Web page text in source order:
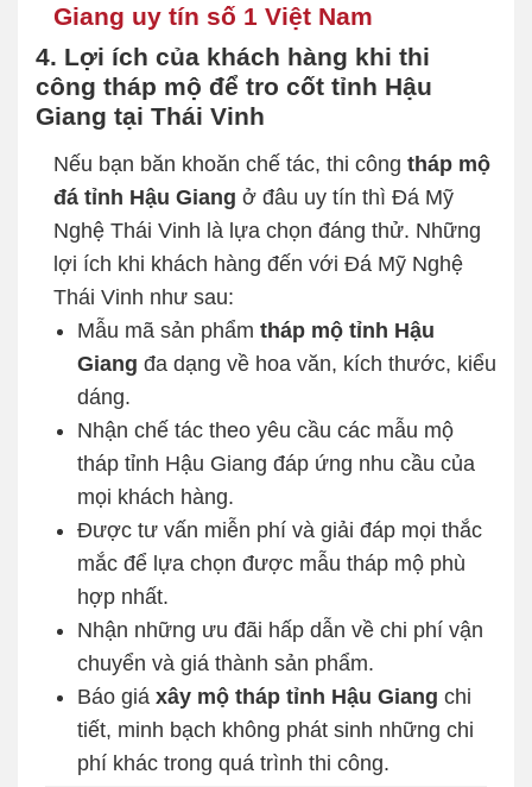
Giang uy tín số 1 Việt Nam
4. Lợi ích của khách hàng khi thi
công tháp mộ để tro cốt tỉnh Hậu
Giang tại Thái Vinh
Nếu bạn băn khoăn chế tác, thi công tháp mộ
đá tỉnh Hậu Giang ở đâu uy tín thì Đá Mỹ
Nghệ Thái Vinh là lựa chọn đáng thử. Những
lợi ích khi khách hàng đến với Đá Mỹ Nghệ
Thái Vinh như sau:
Mẫu mã sản phẩm tháp mộ tỉnh Hậu
Giang đa dạng về hoa văn, kích thước, kiểu
dáng.
Nhận chế tác theo yêu cầu các mẫu mộ
tháp tỉnh Hậu Giang đáp ứng nhu cầu của
mọi khách hàng.
Được tư vấn miễn phí và giải đáp mọi thắc
mắc để lựa chọn được mẫu tháp mộ phù
hợp nhất.
Nhận những ưu đãi hấp dẫn về chi phí vận
chuyển và giá thành sản phẩm.
Báo giá xây mộ tháp tỉnh Hậu Giang chi
tiết, minh bạch không phát sinh những chi
phí khác trong quá trình thi công.